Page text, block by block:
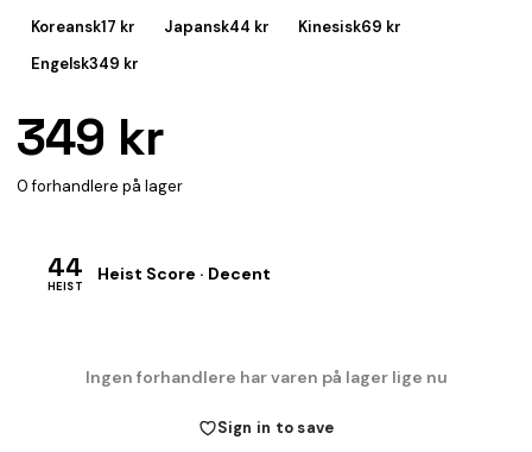
Koreansk17 kr Japansk44 kr Kinesisk69 kr
Engelsk349 kr
349 kr
0 forhandlere på lager
44
HEIST
Heist Score · Decent
Ingen forhandlere har varen på lager lige nu
Sign in to save